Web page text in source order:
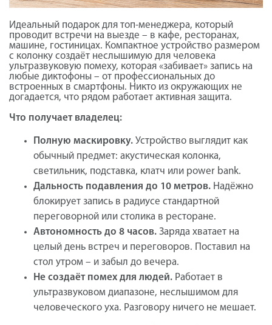
Идеальный подарок для топ-менеджера, который
проводит встречи на выезде – в кафе, ресторанах,
машине, гостиницах. Компактное устройство размером
с колонку создаёт неслышимую для человека
ультразвуковую помеху, которая «забивает» запись на
любые диктофоны – от профессиональных до
встроенных в смартфоны. Никто из окружающих не
догадается, что рядом работает активная защита.
Что получает владелец:
Полную маскировку. Устройство выглядит как
обычный предмет: акустическая колонка,
светильник, подставка, клатч или power bank.
Дальность подавления до 10 метров. Надёжно
блокирует запись в радиусе стандартной
переговорной или столика в ресторане.
Автономность до 8 часов. Заряда хватает на
целый день встреч и переговоров. Поставил на
стол утром – и забыл до вечера.
Не создаёт помех для людей. Работает в
ультразвуковом диапазоне, неслышимом для
человеческого уха. Разговору ничего не мешает.